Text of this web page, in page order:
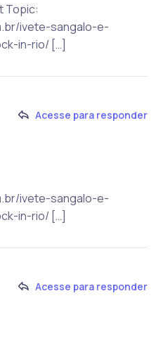
Topic:
ivete-sangalo-e-
in-rio/ […]
Acesse para responder
ivete-sangalo-e-
in-rio/ […]
Acesse para responder